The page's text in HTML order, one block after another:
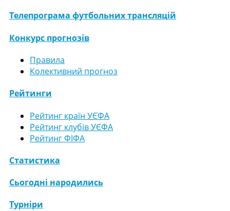
Телепрограма футбольних трансляцій
Конкурс прогнозів
Правила
Колективний прогноз
Рейтинги
Рейтинг країн УЄФА
Рейтинг клубів УЄФА
Рейтинг ФІФА
Статистика
Сьогодні народились
Турніри